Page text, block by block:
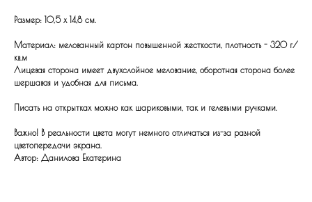
Размер: 10,5 x 14,8 см.
Материал: мелованный картон повышенной жесткости, плотность - 320 г/
кв.м
Лицевая сторона имеет двухслойное мелование, оборотная сторона более
шершавая и удобная для письма.
Писать на открытках можно как шариковыми, так и гелевыми ручками.
Важно! В реальности цвета могут немного отличаться из-за разной
цветопередачи экрана.
Автор: Данилова Екатерина